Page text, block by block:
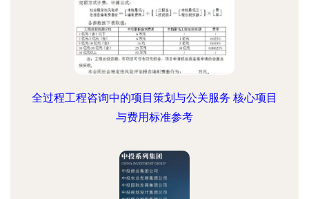
全过程工程咨询中的项目策划与公关服务 核心项目
与费用标准参考